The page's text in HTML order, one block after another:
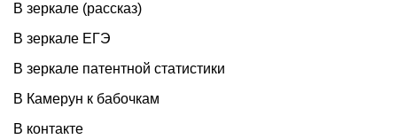
В зеркале (рассказ)
В зеркале ЕГЭ
В зеркале патентной статистики
В Камерун к бабочкам
В контакте